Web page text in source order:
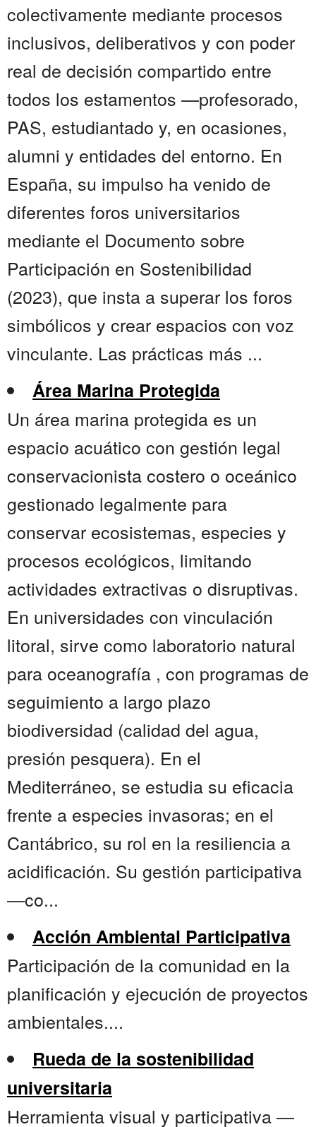
colectivamente mediante procesos
inclusivos, deliberativos y con poder
real de decisión compartido entre
todos los estamentos —profesorado,
PAS, estudiantado y, en ocasiones,
alumni y entidades del entorno. En
España, su impulso ha venido de
diferentes foros universitarios
mediante el Documento sobre
Participación en Sostenibilidad
(2023), que insta a superar los foros
simbólicos y crear espacios con voz
vinculante. Las prácticas más ...
Área Marina Protegida
Un área marina protegida es un
espacio acuático con gestión legal
conservacionista costero o oceánico
gestionado legalmente para
conservar ecosistemas, especies y
procesos ecológicos, limitando
actividades extractivas o disruptivas.
En universidades con vinculación
litoral, sirve como laboratorio natural
para oceanografía , con programas de
seguimiento a largo plazo
biodiversidad (calidad del agua,
presión pesquera). En el
Mediterráneo, se estudia su eficacia
frente a especies invasoras; en el
Cantábrico, su rol en la resiliencia a
acidificación. Su gestión participativa
—co...
Acción Ambiental Participativa
Participación de la comunidad en la
planificación y ejecución de proyectos
ambientales....
Rueda de la sostenibilidad
universitaria
Herramienta visual y participativa —